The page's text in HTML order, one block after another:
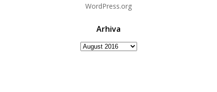
WordPress.org
Arhiva
Arhiva